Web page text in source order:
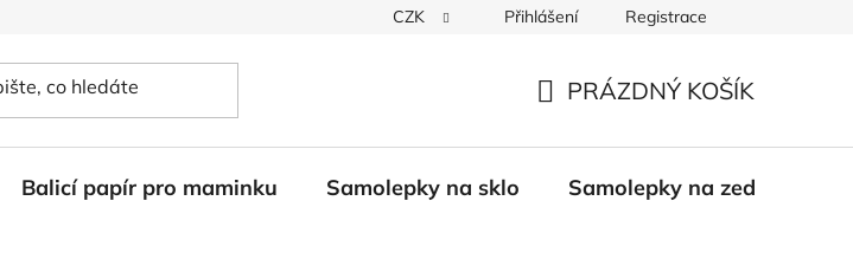
CZK Přihlášení Registrace
KOŠÍK
PRÁZDNÝ KOŠÍK
Balicí papír pro maminku Samolepky na sklo Samolepky na zeď